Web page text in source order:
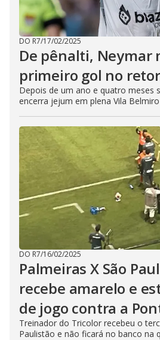
DO R7/17/02/2025
De pênalti, Neymar
primeiro gol no
Depois de um ano e quatro meses
encerra jejum em plena Vila Belmiro
DO R7/16/02/2025
Palmeiras X São
recebe amarelo e
de jogo contra a
Treinador do Tricolor recebeu o
Paulistão e não ficará no banco na